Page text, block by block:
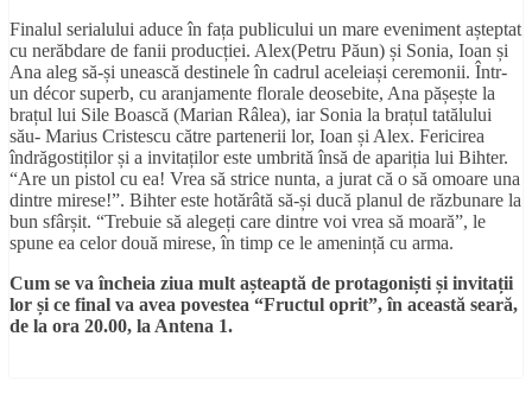
Finalul serialului aduce în fața publicului un mare eveniment așteptat
cu nerăbdare de fanii producției. Alex(Petru Păun) și Sonia, Ioan și
Ana aleg să-și unească destinele în cadrul aceleiași ceremonii. Într-
un décor superb, cu aranjamente florale deosebite, Ana pășește la
brațul lui Sile Boască (Marian Râlea), iar Sonia la brațul tatălului
său- Marius Cristescu către partenerii lor, Ioan și Alex. Fericirea
îndrăgostiților și a invitaților este umbrită însă de apariția lui Bihter.
“Are un pistol cu ea! Vrea să strice nunta, a jurat că o să omoare una
dintre mirese!”. Bihter este hotărâtă să-și ducă planul de răzbunare la
bun sfârșit. “Trebuie să alegeți care dintre voi vrea să moară”, le
spune ea celor două mirese, în timp ce le amenință cu arma.
Cum se vaîncheia ziua mult așteaptă de protagoniști și invitații
lor și ce final va avea povestea “Fructul oprit”,în această seară,
de la ora 20.00, la Antena 1.